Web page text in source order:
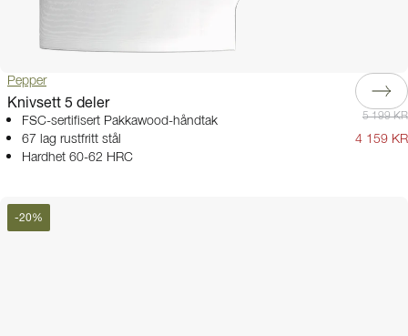
Pepper
Knivsett 5 deler
FSC-sertifisert Pakkawood-håndtak
67 lag rustfritt stål
Hardhet 60-62 HRC
5 199 KR
4 159 KR
-20%